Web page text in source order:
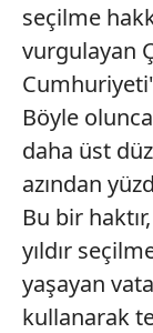
seçilme
vurgulayan
Böyle
daha üst
azından
Bu bir
yıldır
yaşayan
kullanarak